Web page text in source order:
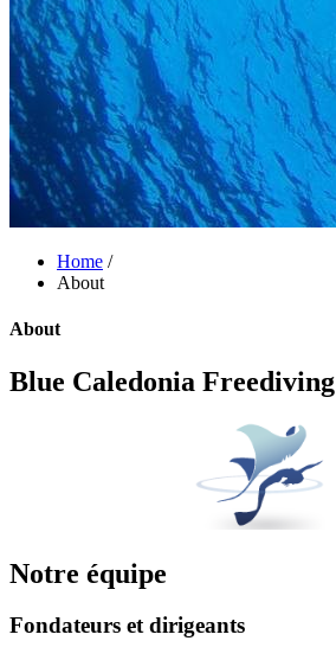
Home /
About
About
Blue Caledonia Freediving
Notre équipe
Fondateurs et dirigeants